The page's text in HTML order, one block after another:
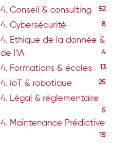
4. Conseil & consulting 52
4. Cybersécurité 8
4. Ethique de la donnée &
de l'IA
4
4. Formations & écoles 13
4. IoT & robotique 25
4. Légal & réglementaire
5
4. Maintenance Prédictive
15